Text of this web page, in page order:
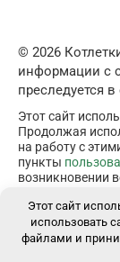
© 2026
информации с
преследуется
Этот сайт
Продолжая
на работу с
пункты
возникновении
Этот сайт
использовать
файлами и